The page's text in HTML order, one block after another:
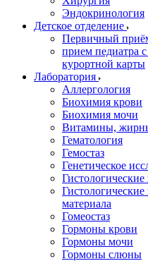
Эндокринология
Детское отделение
Первичный
прием педиатра
курортной карты
Лаборатория
Аллергология
Биохимия крови
Биохимия мочи
Витамины,
Гематология
Гемостаз
Генетическое
материала
Гомеостаз
Гормоны крови
Гормоны мочи
Гормоны слюны